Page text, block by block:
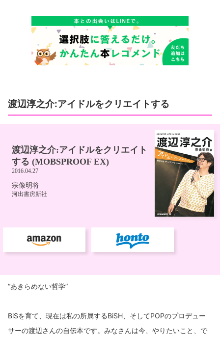
渡辺淳之介:アイドルをクリエイトする
“あきらめない哲学”
BiSを育て、現在は私の所属するBiSH、そしてPOPのプロデュー
サーの渡辺さんの自伝本です。みなさんは今、やりたいこと、で